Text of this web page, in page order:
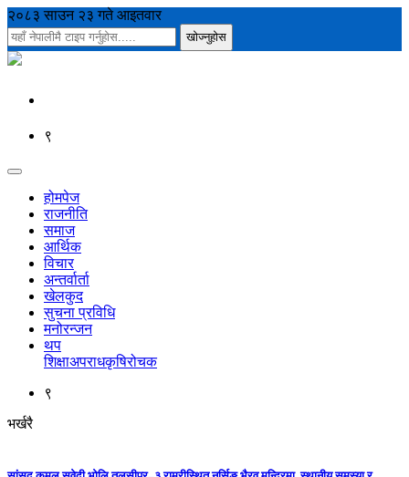
२०८३ साउन २३ गते आइतवार
९
होमपेज
राजनीति
समाज
आर्थिक
विचार
अन्तर्वार्ता
खेलकुद
सुचना प्रविधि
मनोरन्जन
थप
शिक्षाअपराधकृषिरोचक
९
भर्खरै